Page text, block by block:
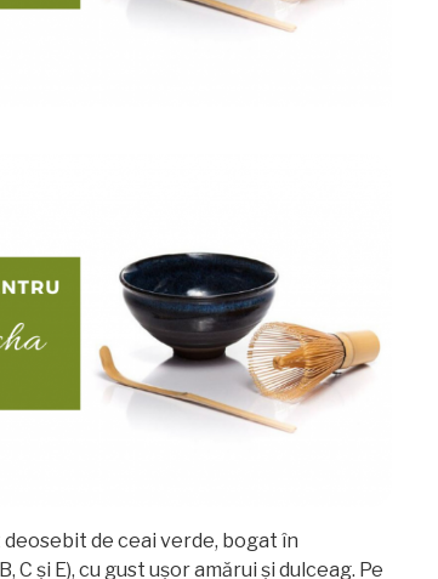
de ceai verde, bogat în
C și E), cu gust ușor amărui și dulceag. Pe